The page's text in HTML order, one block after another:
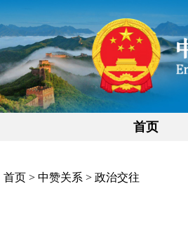
首页
首页 > 中赞关系 > 政治交往